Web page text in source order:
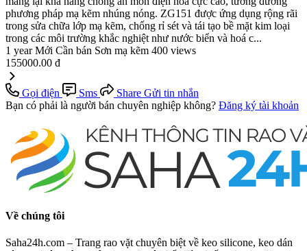
phương pháp mạ kẽm nhúng nóng. ZG151 được ứng dụng rộng rãi
trong sửa chữa lớp mạ kẽm, chống rỉ sét và tái tạo bề mặt kim loại
trong các môi trường khắc nghiệt như nước biển và hoá c...
1 year Mới Cần bán Sơn mạ kẽm 400 views
155000.00 đ
Gọi điện Sms Share Gửi tin nhắn
Bạn có phải là người bán chuyên nghiệp không? Đăng ký tài khoản
Về chúng tôi
Saha24h.com – Trang rao vặt chuyên biệt về keo silicone, keo dán